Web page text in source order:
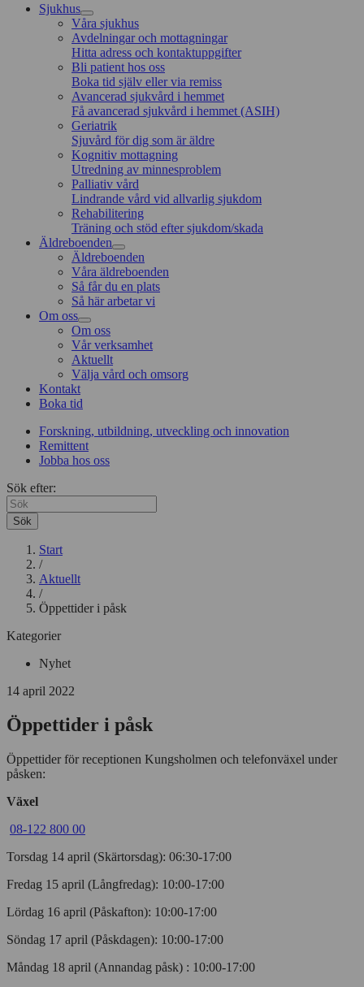
Sjukhus
Våra sjukhus
Avdelningar och mottagningar
Hitta adress och kontaktuppgifter
Bli patient hos oss
Boka tid själv eller via remiss
Avancerad sjukvård i hemmet
Få avancerad sjukvård i hemmet (ASIH)
Geriatrik
Sjuvård för dig som är äldre
Kognitiv mottagning
Utredning av minnesproblem
Palliativ vård
Lindrande vård vid allvarlig sjukdom
Rehabilitering
Träning och stöd efter sjukdom/skada
Äldreboenden
Äldreboenden
Våra äldreboenden
Så får du en plats
Så här arbetar vi
Om oss
Om oss
Vår verksamhet
Aktuellt
Välja vård och omsorg
Kontakt
Boka tid
Forskning, utbildning, utveckling och innovation
Remittent
Jobba hos oss
Sök efter:
Sök
Start
/
Aktuellt
/
Öppettider i påsk
Kategorier
Nyhet
14 april 2022
Öppettider i påsk
Öppettider för receptionen Kungsholmen och telefonväxel under
påsken:
Växel
08-122 800 00
Torsdag 14 april (Skärtorsdag): 06:30-17:00
Fredag 15 april (Långfredag): 10:00-17:00
Lördag 16 april (Påskafton): 10:00-17:00
Söndag 17 april (Påskdagen): 10:00-17:00
Måndag 18 april (Annandag påsk) : 10:00-17:00